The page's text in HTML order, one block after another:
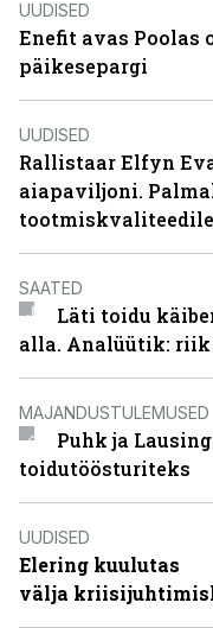
UUDISED
Enefit avas Poolas
päikesepargi
UUDISED
Rallistaar Elfyn
aiapaviljoni.
tootmiskvaliteedile
SAATED
Läti toidu
alla. Analüütik:
MAJANDUSTULEMUSED
Puhk ja
toidutöösturiteks
UUDISED
Elering kuulutas
välja